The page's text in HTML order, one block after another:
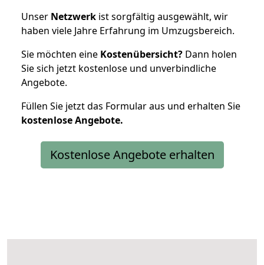
Unser Netzwerk ist sorgfältig ausgewählt, wir
haben viele Jahre Erfahrung im Umzugsbereich.
Sie möchten eine Kostenübersicht? Dann holen
Sie sich jetzt kostenlose und unverbindliche
Angebote.
Füllen Sie jetzt das Formular aus und erhalten Sie
kostenloseAngebote.
Kostenlose Angebote erhalten